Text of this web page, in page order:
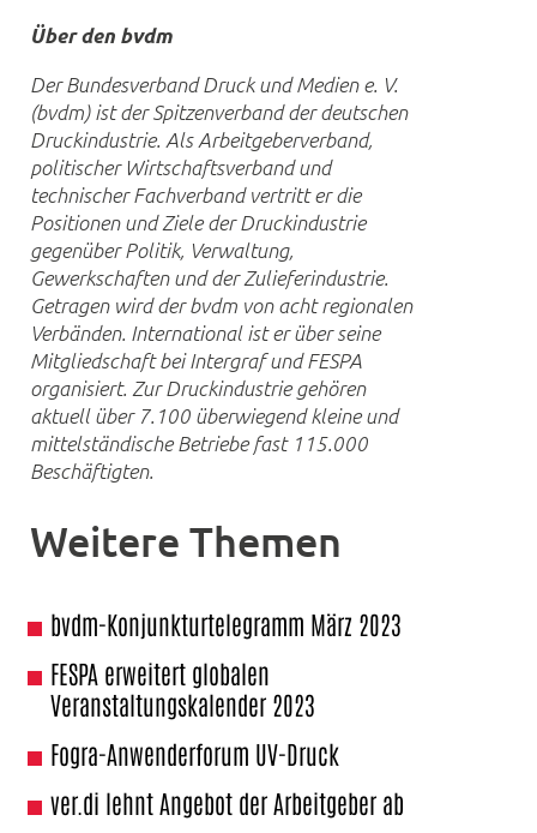
Über den bvdm
Der Bundesverband Druck und Medien e. V.
(bvdm) ist der Spitzenverband der deutschen
Druckindustrie. Als Arbeitgeberverband,
politischer Wirtschaftsverband und
technischer Fachverband vertritt er die
Positionen und Ziele der Druckindustrie
gegenüber Politik, Verwaltung,
Gewerkschaften und der Zulieferindustrie.
Getragen wird der bvdm von acht regionalen
Verbänden. International ist er über seine
Mitgliedschaft bei Intergraf und FESPA
organisiert. Zur Druckindustrie gehören
aktuell über 7.100 überwiegend kleine und
mittelständische Betriebe fast 115.000
Beschäftigten.
Weitere Themen
bvdm-Konjunkturtelegramm März 2023
FESPA erweitert globalen
Veranstaltungskalender 2023
Fogra-Anwenderforum UV-Druck
ver.di lehnt Angebot der Arbeitgeber ab